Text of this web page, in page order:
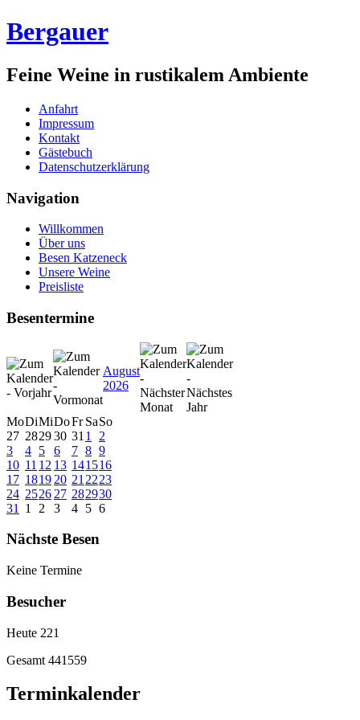
Bergauer
Feine Weine in rustikalem Ambiente
Anfahrt
Impressum
Kontakt
Gästebuch
Datenschutzerklärung
Navigation
Willkommen
Über uns
Besen Katzeneck
Unsere Weine
Preisliste
Besentermine
August
2026
MoDiMiDoFr SaSo
27 282930 31 1
2
3
4 5 6 7 8 9
10 11 12 13 141516
17 1819 20 21 2223
24 2526 27 282930
31
1 2 3 4 5 6
Nächste Besen
Keine Termine
Besucher
Heute 221
Gesamt 441559
Terminkalender